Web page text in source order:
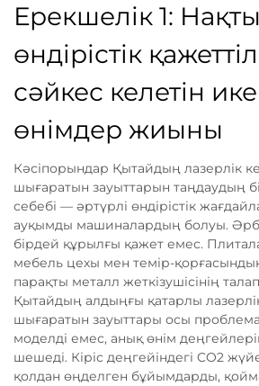
Ерекшелік 1: Нақты
өндірістік
сәйкес келетін
өнімдер жиыны
Кәсіпорындар Қытайдың лазерлік
шығаратын зауыттарын таңдаудың
себебі — әртүрлі өндірістік
ауқымды машиналардың болуы.
бірдей құрылғы қажет емес.
мебель цехы мен темір-
парақты металл жеткізушісінің
Қытайдың алдыңғы қатарлы
шығаратын зауыттары осы
моделді емес, анық өнім
шешеді. Кіріс деңгейіндегі CO2
қолдан өңделген бұйымдарды,